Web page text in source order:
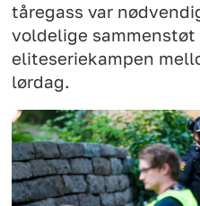
tåregass var
voldelige
eliteseriekampen
lørdag.